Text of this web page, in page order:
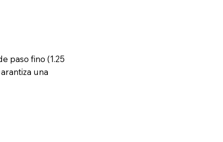
paso fino (1.25
una